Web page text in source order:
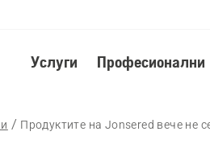
Услуги Професионални
Продуктите на Jonsered вече не